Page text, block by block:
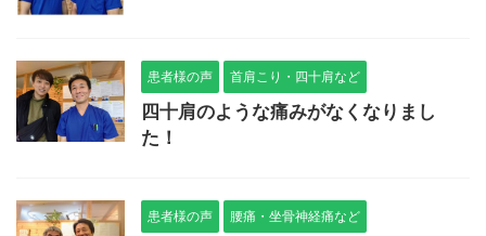
患者様の声 首肩こり・四十肩など
四十肩のような痛みがなくなりまし
た！
患者様の声 腰痛・坐骨神経痛など